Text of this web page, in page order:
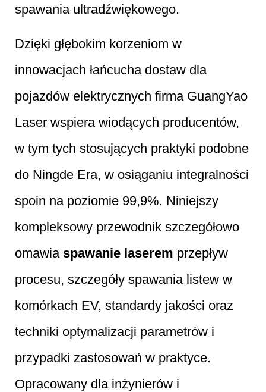
spawania ultradźwiękowego.
Dzięki głębokim korzeniom w
innowacjach łańcucha dostaw dla
pojazdów elektrycznych firma GuangYao
Laser wspiera wiodących producentów,
w tym tych stosujących praktyki podobne
do Ningde Era, w osiąganiu integralności
spoin na poziomie 99,9%. Niniejszy
kompleksowy przewodnik szczegółowo
omawia spawanie laserem przepływ
procesu, szczegóły spawania listew w
komórkach EV, standardy jakości oraz
techniki optymalizacji parametrów i
przypadki zastosowań w praktyce.
Opracowany dla inżynierów i